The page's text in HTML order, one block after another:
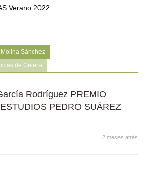
Verano 2022
Sánchez
de Galera
Rodríguez PREMIO
PEDRO SUÁREZ
2 meses atrás